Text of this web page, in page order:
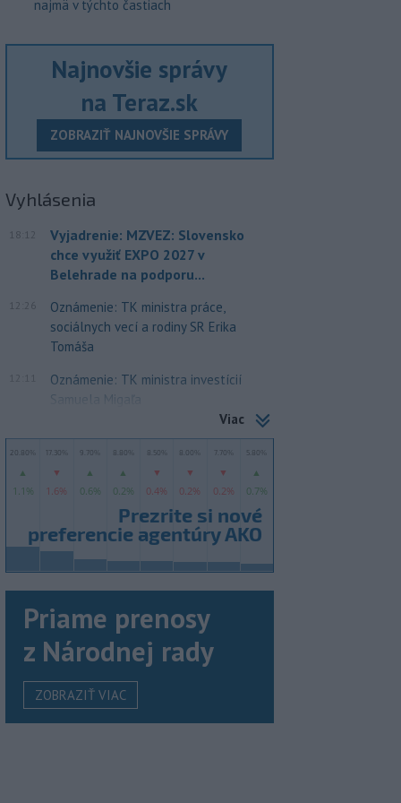
najmä v týchto častiach
Najnovšie správy
na Teraz.sk
ZOBRAZIŤ NAJNOVŠIE SPRÁVY
Vyhlásenia
18:12
Vyjadrenie: MZVEZ: Slovensko
chce využiť EXPO 2027 v
Belehrade na podporu...
12:26
Oznámenie: TK ministra práce,
sociálnych vecí a rodiny SR Erika
Tomáša
Oznámenie: TK ministra investícií
Samuela Migaľa
Viac
Priame prenosy
z Národnej rady
ZOBRAZIŤ VIAC